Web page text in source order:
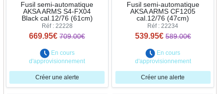
Fusil semi-automatique
AKSA ARMS S4-FX04
Black cal.12/76 (61cm)
Réf : 22228
669.95€ 709.00€
En cours
d'approvisionnement
Créer une alerte
Fusil semi-automatique
AKSA ARMS CF1205
cal.12/76 (47cm)
Réf : 22234
539.95€ 589.00€
En cours
d'approvisionnement
Créer une alerte